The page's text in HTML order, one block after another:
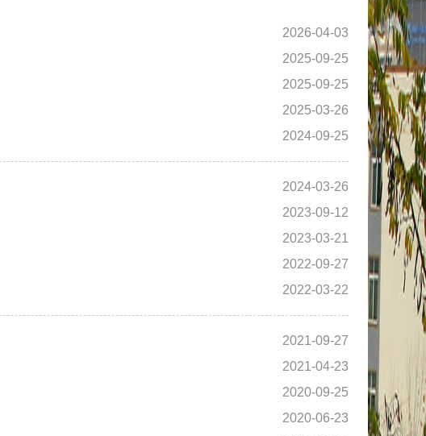
2026-04-03
2025-09-25
2025-09-25
2025-03-26
2024-09-25
2024-03-26
2023-09-12
2023-03-21
2022-09-27
2022-03-22
2021-09-27
2021-04-23
2020-09-25
2020-06-23